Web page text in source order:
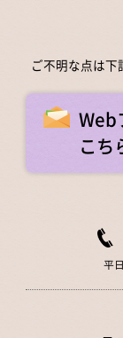
ご不明な点は下
Web
こち
平